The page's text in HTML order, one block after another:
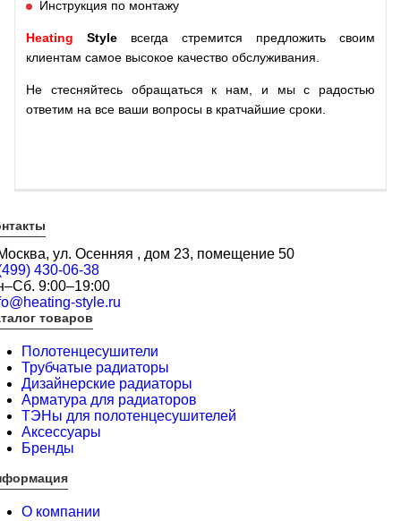
Инструкция по монтажу
Heating Style всегда стремится предложить своим
клиентам самое высокое качество обслуживания.
Не стесняйтесь обращаться к нам, и мы с радостью
ответим на все ваши вопросы в кратчайшие сроки.
ул. Осенняя , дом 23, помещение 50
430-06-38
9:00–19:00
style.ru
товаров
Полотенцесушители
Трубчатые радиаторы
Дизайнерские радиаторы
Арматура для радиаторов
ТЭНы для полотенцесушителей
Аксессуары
Бренды
О компании